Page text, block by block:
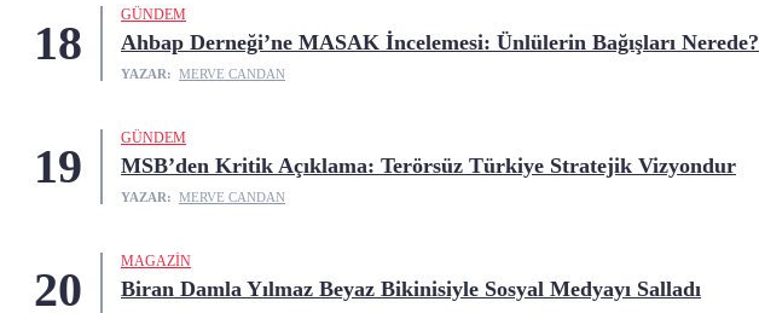
18
GÜNDEM
Ahbap Derneği’ne MASAK İncelemesi: Ünlülerin Bağışları Nerede?
YAZAR: MERVE CANDAN
19
GÜNDEM
MSB’den Kritik Açıklama: Terörsüz Türkiye Stratejik Vizyondur
YAZAR: MERVE CANDAN
20
MAGAZIN
Biran Damla Yılmaz Beyaz Bikinisiyle Sosyal Medyayı Salladı